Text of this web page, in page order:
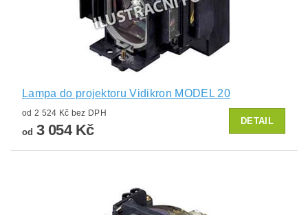
Lampa do projektoru Vidikron MODEL 20
od 2 524 Kč bez DPH
od 3 054 Kč
DETAIL